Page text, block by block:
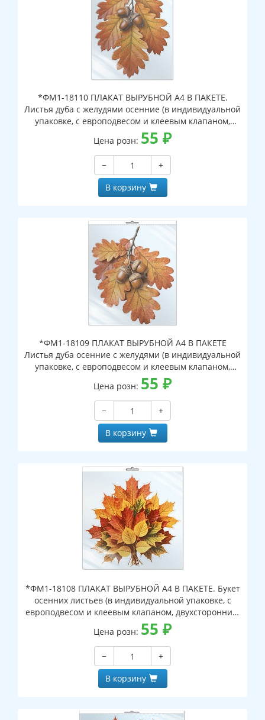
*ФМ1-18110 ПЛАКАТ ВЫРУБНОЙ А4 В ПАКЕТЕ.
Листья дуба с желудями осенние (в индивидуальной
упаковке, с европодвесом и клеевым клапаном,
двухсторонний, ВД-лак)
Цена розн: 55 ₽
−
+
В корзину
*ФМ1-18109 ПЛАКАТ ВЫРУБНОЙ А4 В ПАКЕТЕ
Листья дуба осенние с желудями (в индивидуальной
упаковке, с европодвесом и клеевым клапаном,
двухсторонний, ВД-лак)
Цена розн: 55 ₽
−
+
В корзину
*ФМ1-18108 ПЛАКАТ ВЫРУБНОЙ А4 В ПАКЕТЕ. Букет
осенних листьев (в индивидуальной упаковке, с
европодвесом и клеевым клапаном, двухсторонний,
ВД-лак)
Цена розн: 55 ₽
−
+
В корзину